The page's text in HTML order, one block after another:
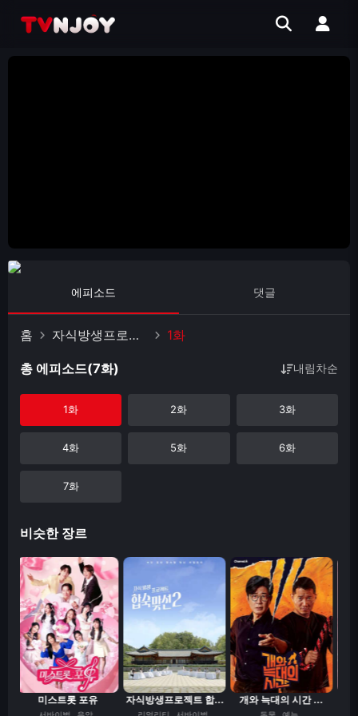
에피소드 댓글
홈 자식방생프로젝트 합숙 맞선2 1화
총 에피소드(7화) 내림차순
1화 2화 3화
4화 5화 6화
7화
비슷한 장르
미스트롯 포유 자식방생프로젝트 합... 개와 늑대의 시간 ...